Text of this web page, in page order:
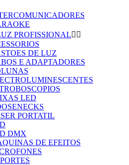
PROFISSIONAL 
DE LUZ
E ADAPTADORES
LED
PORTATIL
DMX
DE EFEITOS